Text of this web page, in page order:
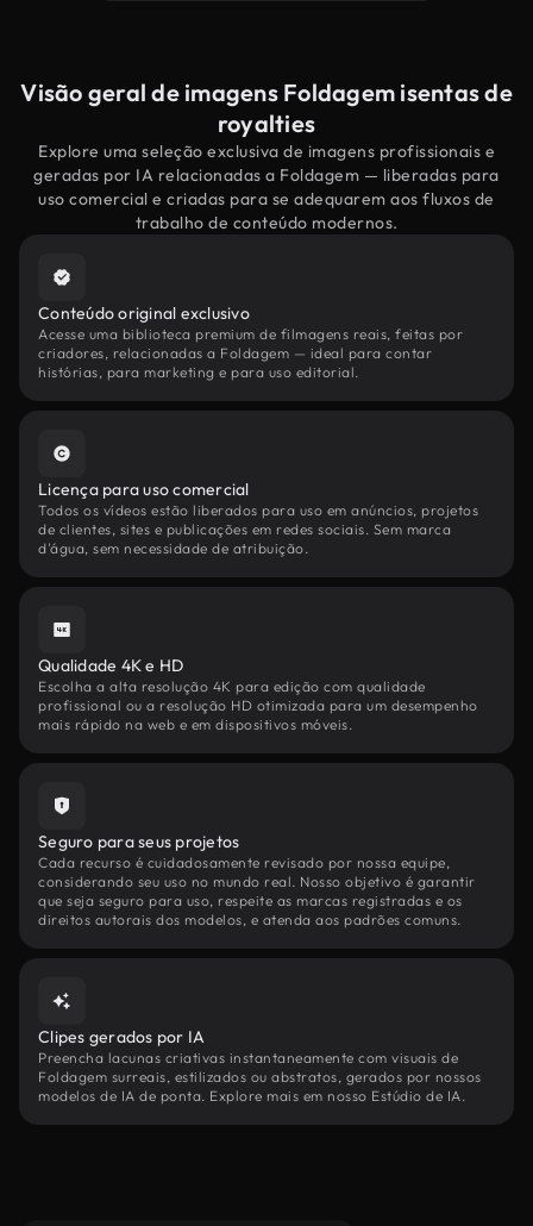
Visão geral de imagens Foldagem isentas de
royalties
Explore uma seleção exclusiva de imagens profissionais e
geradas por IA relacionadas a Foldagem — liberadas para
uso comercial e criadas para se adequarem aos fluxos de
trabalho de conteúdo modernos.
Conteúdo original exclusivo
Acesse uma biblioteca premium de filmagens reais, feitas por
criadores, relacionadas a Foldagem — ideal para contar
histórias, para marketing e para uso editorial.
Licença para uso comercial
Todos os vídeos estão liberados para uso em anúncios, projetos
de clientes, sites e publicações em redes sociais. Sem marca
d'água, sem necessidade de atribuição.
Qualidade 4K e HD
Escolha a alta resolução 4K para edição com qualidade
profissional ou a resolução HD otimizada para um desempenho
mais rápido na web e em dispositivos móveis.
Seguro para seus projetos
Cada recurso é cuidadosamente revisado por nossa equipe,
considerando seu uso no mundo real. Nosso objetivo é garantir
que seja seguro para uso, respeite as marcas registradas e os
direitos autorais dos modelos, e atenda aos padrões comuns.
Clipes gerados por IA
Preencha lacunas criativas instantaneamente com visuais de
Foldagem surreais, estilizados ou abstratos, gerados por nossos
modelos de IA de ponta. Explore mais em nosso Estúdio de IA.